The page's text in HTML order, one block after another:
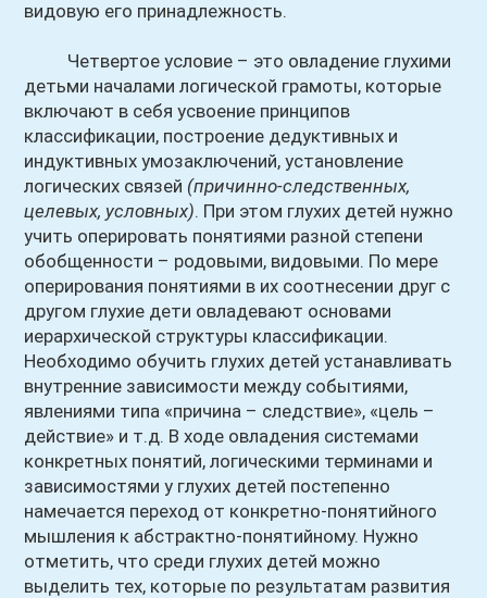
видовую его принадлежность.
Четвертое условие – это овладение глухими
детьми началами логической грамоты, которые
включают в себя усвоение принципов
классификации, построение дедуктивных и
индуктивных умозаключений, установление
логических связей (причинно-следственных,
целевых, условных). При этом глухих детей нужно
учить оперировать понятиями разной степени
обобщенности – родовыми, видовыми. По мере
оперирования понятиями в их соотнесении друг с
другом глухие дети овладевают основами
иерархической структуры классификации.
Необходимо обучить глухих детей устанавливать
внутренние зависимости между событиями,
явлениями типа «причина – следствие», «цель –
действие» и т.д. В ходе овладения системами
конкретных понятий, логическими терминами и
зависимостями у глухих детей постепенно
намечается переход от конкретно-понятийного
мышления к абстрактно-понятийному. Нужно
отметить, что среди глухих детей можно
выделить тех, которые по результатам развития